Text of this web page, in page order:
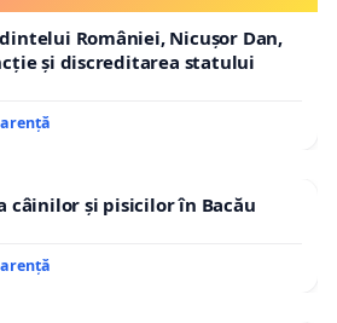
României, Nicușor Dan,
și discreditarea statului
câinilor și pisicilor în Bacău